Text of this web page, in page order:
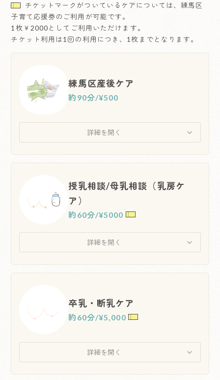
チケットマークがついているケアについては、練馬区
子育て応援券のご利用が可能です。
1枚￥2000としてご利用いただけます。
チケット利用は1回の利用につき、1枚までとなります。
練馬区産後ケア
約90分/¥500
詳細を開く
授乳相談/母乳相談（乳房ケ
ア）
約60分/¥5000
詳細を開く
卒乳・断乳ケア
約60分/¥5,000
詳細を開く